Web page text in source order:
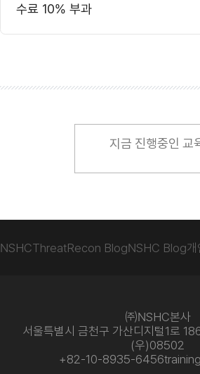
수료 10% 부과
지금 진행중인 교
NSHCThreatRecon BlogNSHC Blog개
㈜NSHC본사
서울특별시 금천구 가산디지털1로
(우)08502
+82-10-8935-6456